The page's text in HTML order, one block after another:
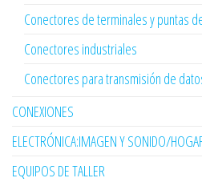
Conectores de terminales y puntas
Conectores industriales
Conectores para transmisión de
CONEXIONES
ELECTRÓNICA:IMAGEN Y SONIDO/
EQUIPOS DE TALLER